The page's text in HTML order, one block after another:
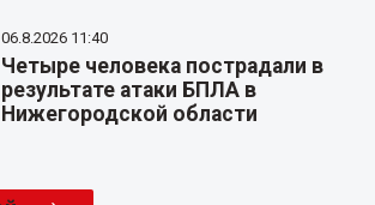
06.8.2026 11:40
Четыре человека пострадали в
результате атаки БПЛА в
Нижегородской области